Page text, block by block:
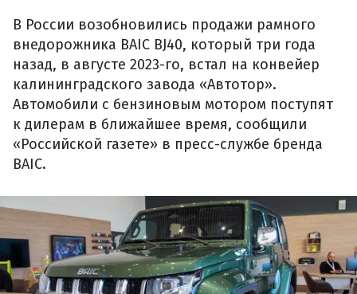
В России возобновились продажи рамного
внедорожника BAIC BJ40, который три года
назад, в августе 2023-го, встал на конвейер
калининградского завода «Автотор».
Автомобили с бензиновым мотором поступят
к дилерам в ближайшее время, сообщили
«Российской газете» в пресс-службе бренда
BAIC.